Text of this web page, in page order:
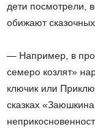
дети посмотрели,
обижают
— Например, в
семеро козлят»
ключик или
сказках